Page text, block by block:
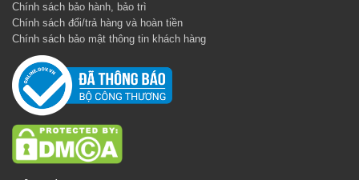
Chính sách bảo hành, bảo trì
Chính sách đổi/trả hàng và hoàn tiền
Chính sách bảo mật thông tin khách hàng